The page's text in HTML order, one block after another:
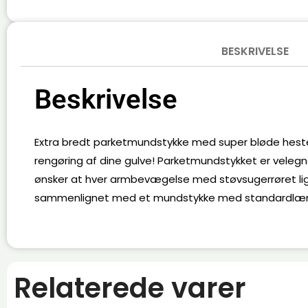
BESKRIVELSE
Beskrivelse
Extra bredt parketmundstykke med super bløde
rengøring af dine gulve! Parketmundstykket er
ønsker at hver armbevægelse med støvsugerrøret
sammenlignet med et mundstykke med
Relaterede varer